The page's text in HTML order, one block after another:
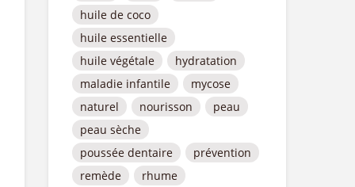
huile de coco
huile essentielle
huile végétale
hydratation
maladie infantile
mycose
naturel
nourisson
peau
peau sèche
poussée dentaire
prévention
remède
rhume